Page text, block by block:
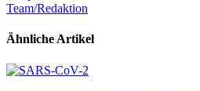
Team/Redaktion
Ähnliche Artikel